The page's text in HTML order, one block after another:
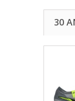
30